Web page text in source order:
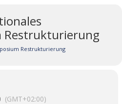
Restrukturierung
Restrukturierung
(GMT+02:00)